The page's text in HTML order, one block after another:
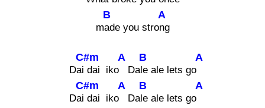
m
B
ade you stro
A
ng
Dai
C#m
dai iko
A
Da
B
le ale lets go
A
Dai
C#m
dai iko
A
Da
B
le ale lets go
A